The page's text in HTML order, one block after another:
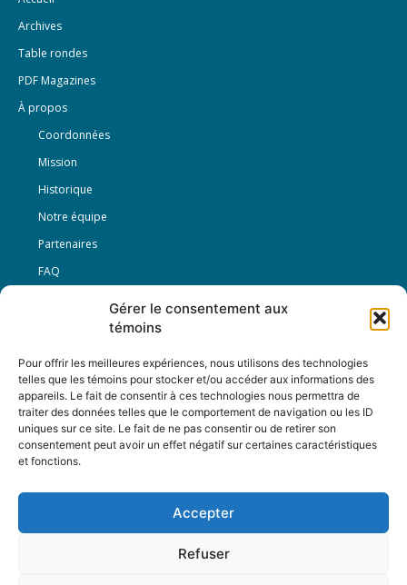
Gérer le consentement aux
témoins
Pour offrir les meilleures expériences, nous utilisons des technologies
telles que les témoins pour stocker et/ou accéder aux informations des
appareils. Le fait de consentir à ces technologies nous permettra de
traiter des données telles que le comportement de navigation ou les ID
uniques sur ce site. Le fait de ne pas consentir ou de retirer son
consentement peut avoir un effet négatif sur certaines caractéristiques
et fonctions.
Accepter
Refuser
Archives
Table rondes
PDF Magazines
À propos
Coordonnées
Mission
Historique
Notre équipe
Partenaires
FAQ
Conditions générales
Nous Suivre
Contactez-nous :
12-3894 rue Sainte-Catherine Est,